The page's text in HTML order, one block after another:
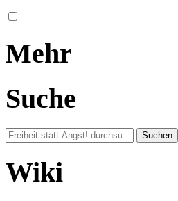
Mehr
Suche
Wiki